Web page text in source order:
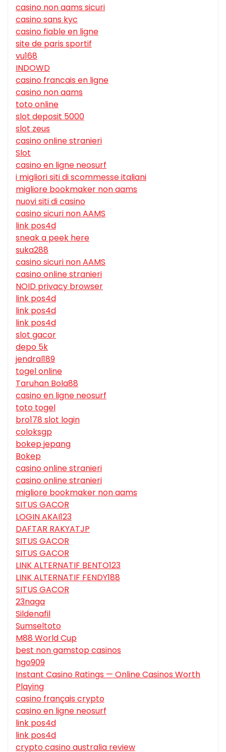
casino non aams sicuri
casino sans kyc
casino fiable en ligne
site de paris sportif
vu168
INDOWD
casino francais en ligne
casino non aams
toto online
slot deposit 5000
slot zeus
casino online stranieri
Slot
casino en ligne neosurf
i migliori siti di scommesse italiani
migliore bookmaker non aams
nuovi siti di casino
casino sicuri non AAMS
link pos4d
sneak a peek here
suka288
casino sicuri non AAMS
casino online stranieri
NOID privacy browser
link pos4d
link pos4d
link pos4d
slot gacor
depo 5k
jendral189
togel online
Taruhan Bola88
casino en ligne neosurf
toto togel
bro178 slot login
coloksgp
bokep jepang
Bokep
casino online stranieri
casino online stranieri
migliore bookmaker non aams
SITUS GACOR
LOGIN AKAI123
DAFTAR RAKYATJP
SITUS GACOR
SITUS GACOR
LINK ALTERNATIF BENTO123
LINK ALTERNATIF FENDY188
SITUS GACOR
23naga
Sildenafil
Sumseltoto
M88 World Cup
best non gamstop casinos
hgo909
Instant Casino Ratings — Online Casinos Worth
Playing
casino français crypto
casino en ligne neosurf
link pos4d
link pos4d
crypto casino australia review